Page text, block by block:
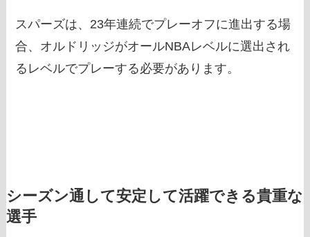
スパーズは、23年連続でプレーオフに進出する場
合、オルドリッジがオールNBAレベルに選出され
るレベルでプレーする必要があります。
シーズン通して安定して活躍できる貴重な
選手